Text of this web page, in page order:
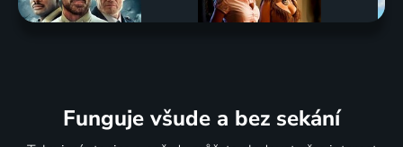
Funguje všude a bez sekání